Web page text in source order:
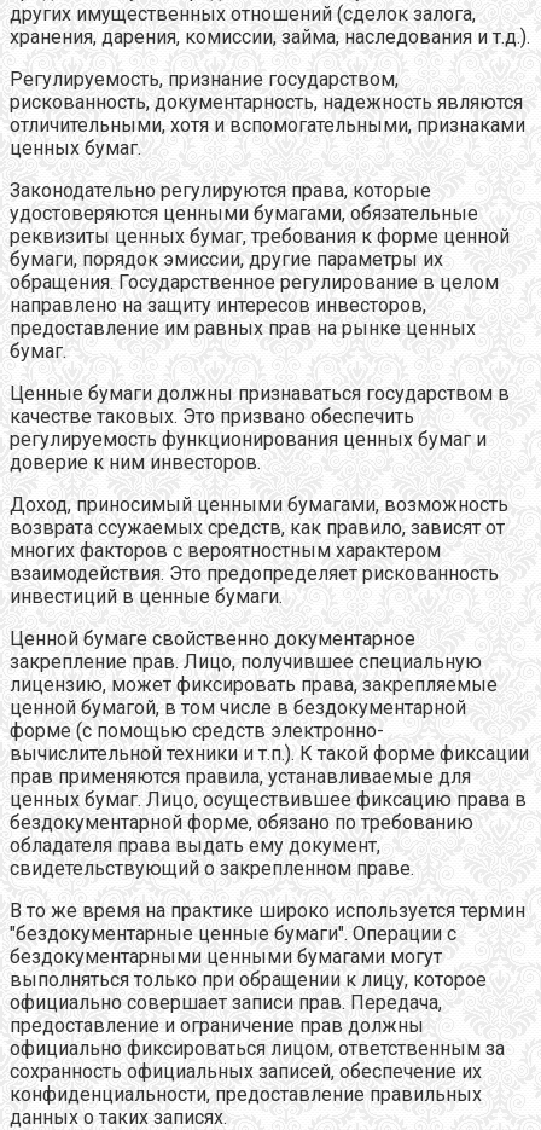
других имущественных отношений (сделок залога,
хранения, дарения, комиссии, займа, наследования и т.д.).
Регулируемость, признание государством,
рискованность, документарность, надежность являются
отличительными, хотя и вспомогательными, признаками
ценных бумаг.
Законодательно регулируются права, которые
удостоверяются ценными бумагами, обязательные
реквизиты ценных бумаг, требования к форме ценной
бумаги, порядок эмиссии, другие параметры их
обращения. Государственное регулирование в целом
направлено на защиту интересов инвесторов,
предоставление им равных прав на рынке ценных
бумаг.
Ценные бумаги должны признаваться государством в
качестве таковых. Это призвано обеспечить
регулируемость функционирования ценных бумаг и
доверие к ним инвесторов.
Доход, приносимый ценными бумагами, возможность
возврата ссужаемых средств, как правило, зависят от
многих факторов с вероятностным характером
взаимодействия. Это предопределяет рискованность
инвестиций в ценные бумаги.
Ценной бумаге свойственно документарное
закрепление прав. Лицо, получившее специальную
лицензию, может фиксировать права, закрепляемые
ценной бумагой, в том числе в бездокументарной
форме (с помощью средств электронно-
вычислительной техники и т.п.). К такой форме фиксации
прав применяются правила, устанавливаемые для
ценных бумаг. Лицо, осуществившее фиксацию права в
бездокументарной форме, обязано по требованию
обладателя права выдать ему документ,
свидетельствующий о закрепленном праве.
В то же время на практике широко используется термин
"бездокументарные ценные бумаги". Операции с
бездокументарными ценными бумагами могут
выполняться только при обращении к лицу, которое
официально совершает записи прав. Передача,
предоставление и ограничение прав должны
официально фиксироваться лицом, ответственным за
сохранность официальных записей, обеспечение их
конфиденциальности, предоставление правильных
данных о таких записях.